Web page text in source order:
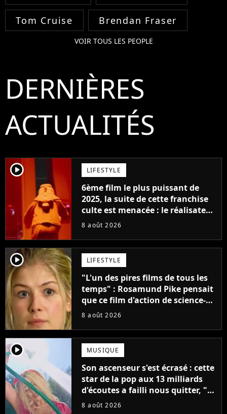
Tom Cruise Brendan Fraser
VOIR TOUS LES PEOPLE
DERNIÈRES
ACTUALITÉS
player2 LIFESTYLE
6ème film le plus puissant de
2025, la suite de cette franchise
culte est menacée : le réalisateur
claque la porte pour "différends
8 août 2026
player2 LIFESTYLE
"L'un des pires films de tous les
temps" : Rosamund Pike pensait
que ce film d'action de science-
fiction avec Dwayne Johnson
8 août 2026
player2 MUSIQUE
Son ascenseur s'est écrasé : cette
star de la pop aux 13 milliards
d'écoutes a failli nous quitter, "Je
pensais ne plus jamais chanter"
8 août 2026